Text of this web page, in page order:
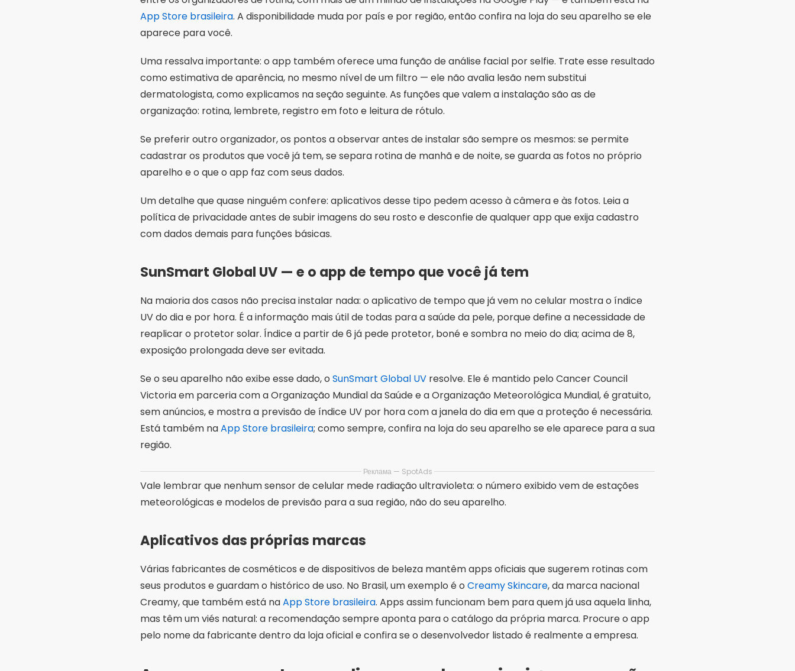
cadastrar os produtos que você já tem, se separa rotina de manhã e de noite, se guarda as fotos no próprio
aparelho e o que o app faz com seus dados.
política de privacidade antes de subir imagens do seu rosto e desconfie de qualquer app que exija cadastro
com dados demais para funções básicas.
Na maioria dos casos não precisa instalar nada: o aplicativo de tempo que já vem no celular mostra o índice
UV do dia e por hora. É a informação mais útil de todas para a saúde da pele, porque define a necessidade de
exposição prolongada deve ser evitada.
Se o seu aparelho não exibe esse dado, o
sem anúncios, e mostra a previsão de índice UV por hora com a janela do dia em que a proteção é necessária.
Está também naApp Store brasileira; como sempre, confira na loja do seu aparelho se ele aparece para a sua
região.
Реклама — SpotAds
Vale lembrar que nenhum sensor de celular mede radiação ultravioleta: o número exibido vem de estações
meteorológicas e modelos de previsão para a sua região, não do seu aparelho.
Aplicativos das próprias marcas
Várias fabricantes de cosméticos e de dispositivos de beleza mantêm apps oficiais que sugerem rotinas com
seus produtos e guardam o histórico de uso. No Brasil, um exemplo é o
Creamy Skincare
, da marca nacional
Creamy, que também está na
mas têm um viés natural: a recomendação sempre aponta para o catálogo da própria marca. Procure o app
pelo nome da fabricante dentro da loja oficial e confira se o desenvolvedor listado é realmente a empresa.
Apps que prometem analisar manchas e sinais: por que não
confiar
Existe uma categoria de aplicativos que promete avaliar pintas e manchas por foto e dizer se há risco.
Independentemente da tecnologia usada, esse tipo de resposta não tem valor diagnóstico e pode causar dois
danos opostos: um resultado “tranquilo” que faz a pessoa adiar a consulta de uma lesão que precisava ser
vista, ou um susto desnecessário a partir de uma foto mal iluminada.